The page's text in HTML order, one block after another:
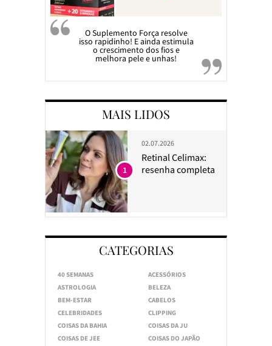
O Suplemento Força resolve
isso rapidinho! E ainda estimula
o crescimento dos fios e
melhora pele e unhas!
MAIS LIDOS
02.07.2026
Retinal Celimax:
resenha completa
1
CATEGORIAS
40 SEMANAS
ACESSÓRIOS
ASTROLOGIA
BELEZA
BEM-ESTAR
CABELOS
CELEBRIDADES
CLIPPING
COISAS DA BAHIA
COISAS DA JU
COISAS DE JEE
COISAS DO JAPÃO